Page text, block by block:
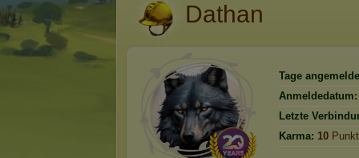
Dathan
Tage
Anmeldedatum:
Letzte
Karma: 10